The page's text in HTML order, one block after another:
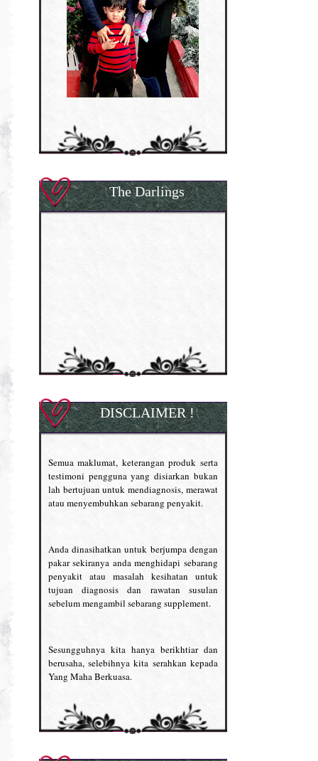
The Darlings
DISCLAIMER !
Semua maklumat, keterangan produk serta
testimoni pengguna yang disiarkan bukan
lah bertujuan untuk mendiagnosis, merawat
atau menyembuhkan sebarang penyakit.
Anda dinasihatkan untuk berjumpa dengan
pakar sekiranya anda menghidapi sebarang
penyakit atau masalah kesihatan untuk
tujuan diagnosis dan rawatan susulan
sebelum mengambil sebarang supplement.
Sesungguhnya kita hanya berikhtiar dan
berusaha, selebihnya kita serahkan kepada
Yang Maha Berkuasa.